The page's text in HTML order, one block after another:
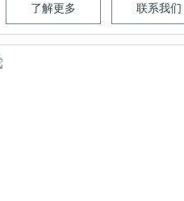
了解更多 联系我们